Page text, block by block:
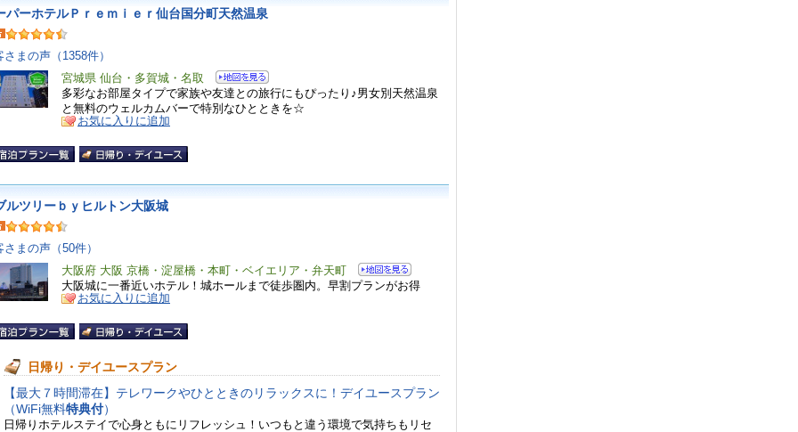
パーホテルＰｒｅｍｉｅｒ仙台国分町天然温泉
さまの声（1358件）
宮城県 仙台・多賀城・名取
多彩なお部屋タイプで家族や友達との旅行にもぴったり♪男女別天然温泉
と無料のウェルカムバーで特別なひとときを☆
お気に入りに追加
ルツリーｂｙヒルトン大阪城
さまの声（50件）
大阪府 大阪 京橋・淀屋橋・本町・ベイエリア・弁天町
大阪城に一番近いホテル！城ホールまで徒歩圏内。早割プランがお得
お気に入りに追加
日帰り・デイユースプラン
【最大７時間滞在】テレワークやひとときのリラックスに！デイユースプラン
（WiFi無料特典付）
日帰りホテルステイで心身ともにリフレッシュ！いつもと違う環境で気持ちもリセ